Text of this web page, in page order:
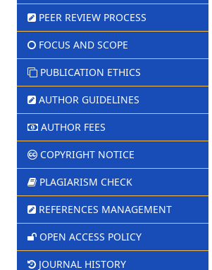
PEER REVIEW PROCESS
FOCUS AND SCOPE
PUBLICATION ETHICS
AUTHOR GUIDELINES
AUTHOR FEES
COPYRIGHT NOTICE
PLAGIARISM CHECK
REFERENCES MANAGEMENT
OPEN ACCESS POLICY
JOURNAL HISTORY